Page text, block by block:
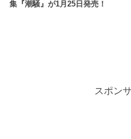
集『潮騒』が1月25日発売！
スポン